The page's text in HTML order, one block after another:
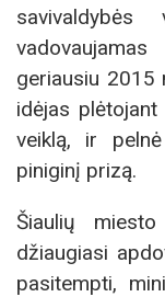
savivaldybės
geriausiu 2015
idėjas
veiklą, ir
piniginį prizą.
Šiaulių
džiaugiasi
pasitempti,